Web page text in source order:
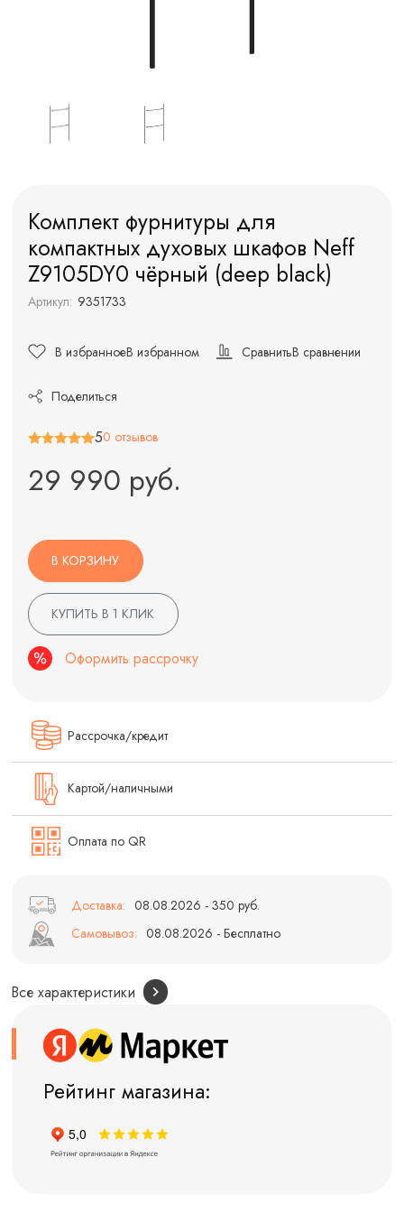
Комплект фурнитуры для
компактных духовых шкафов Neff
Z9105DY0 чёрный (deep black)
Артикул: 9351733
В избранноеВ избранном СравнитьВ сравнении
Поделиться
50 отзывов
29 990 руб.
В КОРЗИНУ
КУПИТЬ В 1 КЛИК
Оформить рассрочку
Рассрочка/кредит
Картой/наличными
Оплата по QR
Доставка: 08.08.2026 - 350 руб.
Самовывоз: 08.08.2026 - Бесплатно
Все характеристики
Рейтинг магазина: